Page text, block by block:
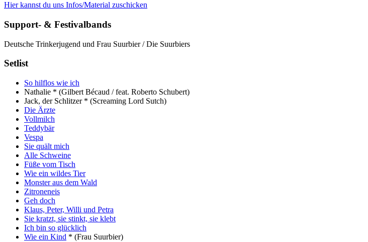
Hier kannst du uns Infos/Material zuschicken
Support- & Festivalbands
Deutsche Trinkerjugend und Frau Suurbier / Die Suurbiers
Setlist
So hilflos wie ich
Nathalie * (Gilbert Bécaud / feat. Roberto Schubert)
Jack, der Schlitzer * (Screaming Lord Sutch)
Die Ärzte
Vollmilch
Teddybär
Vespa
Sie quält mich
Alle Schweine
Füße vom Tisch
Wie ein wildes Tier
Monster aus dem Wald
Zitroneneis
Geh doch
Klaus, Peter, Willi und Petra
Sie kratzt, sie stinkt, sie klebt
Ich bin so glücklich
Wie ein Kind * (Frau Suurbier)